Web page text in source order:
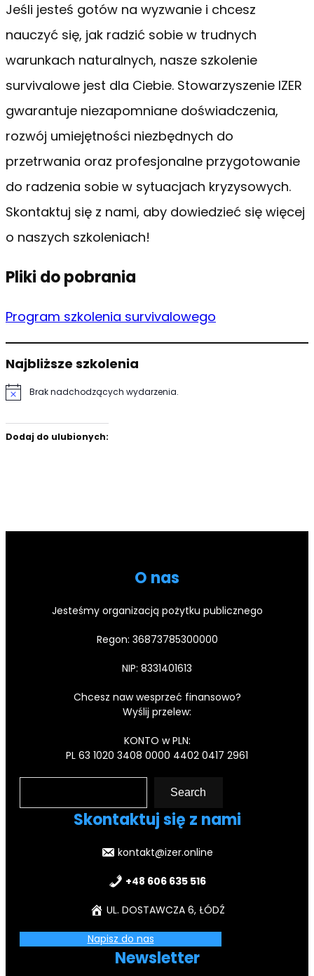
Jeśli jesteś gotów na wyzwanie i chcesz
nauczyć się, jak radzić sobie w trudnych
warunkach naturalnych, nasze szkolenie
survivalowe jest dla Ciebie. Stowarzyszenie IZER
gwarantuje niezapomniane doświadczenia,
rozwój umiejętności niezbędnych do
przetrwania oraz profesjonalne przygotowanie
do radzenia sobie w sytuacjach kryzysowych.
Skontaktuj się z nami, aby dowiedzieć się więcej
o naszych szkoleniach!
Pliki do pobrania
Program szkolenia survivalowego
Najbliższe szkolenia
Powiadomienie
Brak nadchodzących wydarzenia.
Dodaj do ulubionych:
O nas
Jesteśmy organizacją pożytku publicznego
Regon: 36873785300000
NIP: 8331401613
Chcesz naw wesprzeć finansowo?
Wyślij przelew:
KONTO w PLN:
PL 63 1020 3408 0000 4402 0417 2961
Search
Skontaktuj się z nami
kontakt@izer.online
+48 606 635 516
UL. DOSTAWCZA 6, ŁÓDŹ
Napisz do nas
Newsletter